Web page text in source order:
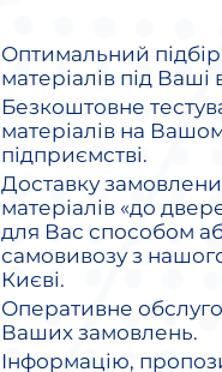
Оптимальний підбір
матеріалів під Ваші
Безкоштовне
матеріалів на
підприємстві.
Доставку
матеріалів «до
для Вас способом
самовивозу з
Києві.
Оперативне
Ваших замовлень.
Інформацію,